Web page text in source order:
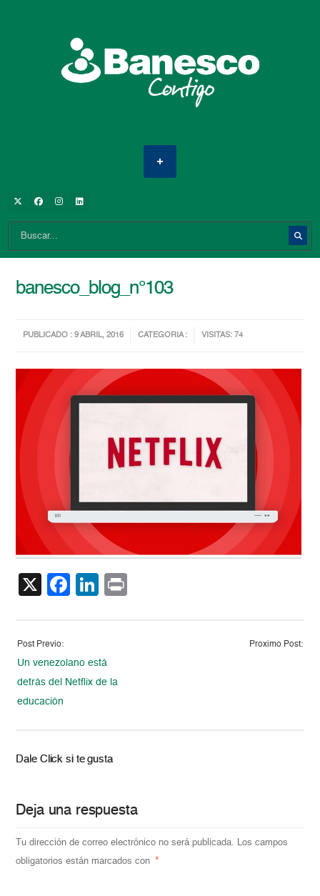
banesco_blog_n°103
PUBLICADO : 9 ABRIL, 2016 CATEGORIA : VISITAS: 74
X Facebook
LinkedIn
Post Previo:
Un venezolano está
detrás del Netflix de la
educación
Proximo Post:
Dale Click si te gusta
Deja una respuesta
Tu dirección de correo electrónico no será publicada. Los campos
obligatorios están marcados con *